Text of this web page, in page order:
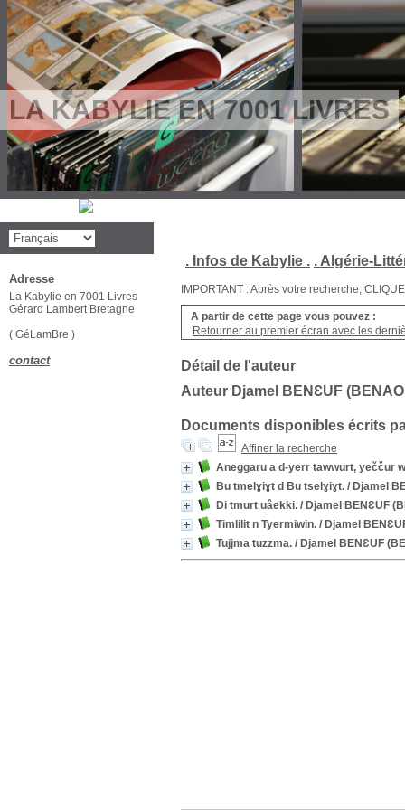
LA KABYLIE EN 7001 LIVRES
. Infos de Kabylie . . Algérie-
IMPORTANT : Après votre recherche,
A partir de cette page vous pouvez :
Retourner au premier écran avec les
Détail de l'auteur
Auteur Djamel BENƐUF
Documents disponibles écrits
Affiner la recherche
Aneggaru a d-yerr tawwurt, yeččur
Bu tmelɣiɣt d Bu tselɣiɣt. / Djamel
Di tmurt uâekki. / Djamel BENƐUF
Timlilit n Tyermiwin. / Djamel
Tujjma tuzzma. / Djamel BENƐUF
Adresse
La Kabylie en 7001 Livres
Gérard Lambert Bretagne
( GéLamBre )
contact